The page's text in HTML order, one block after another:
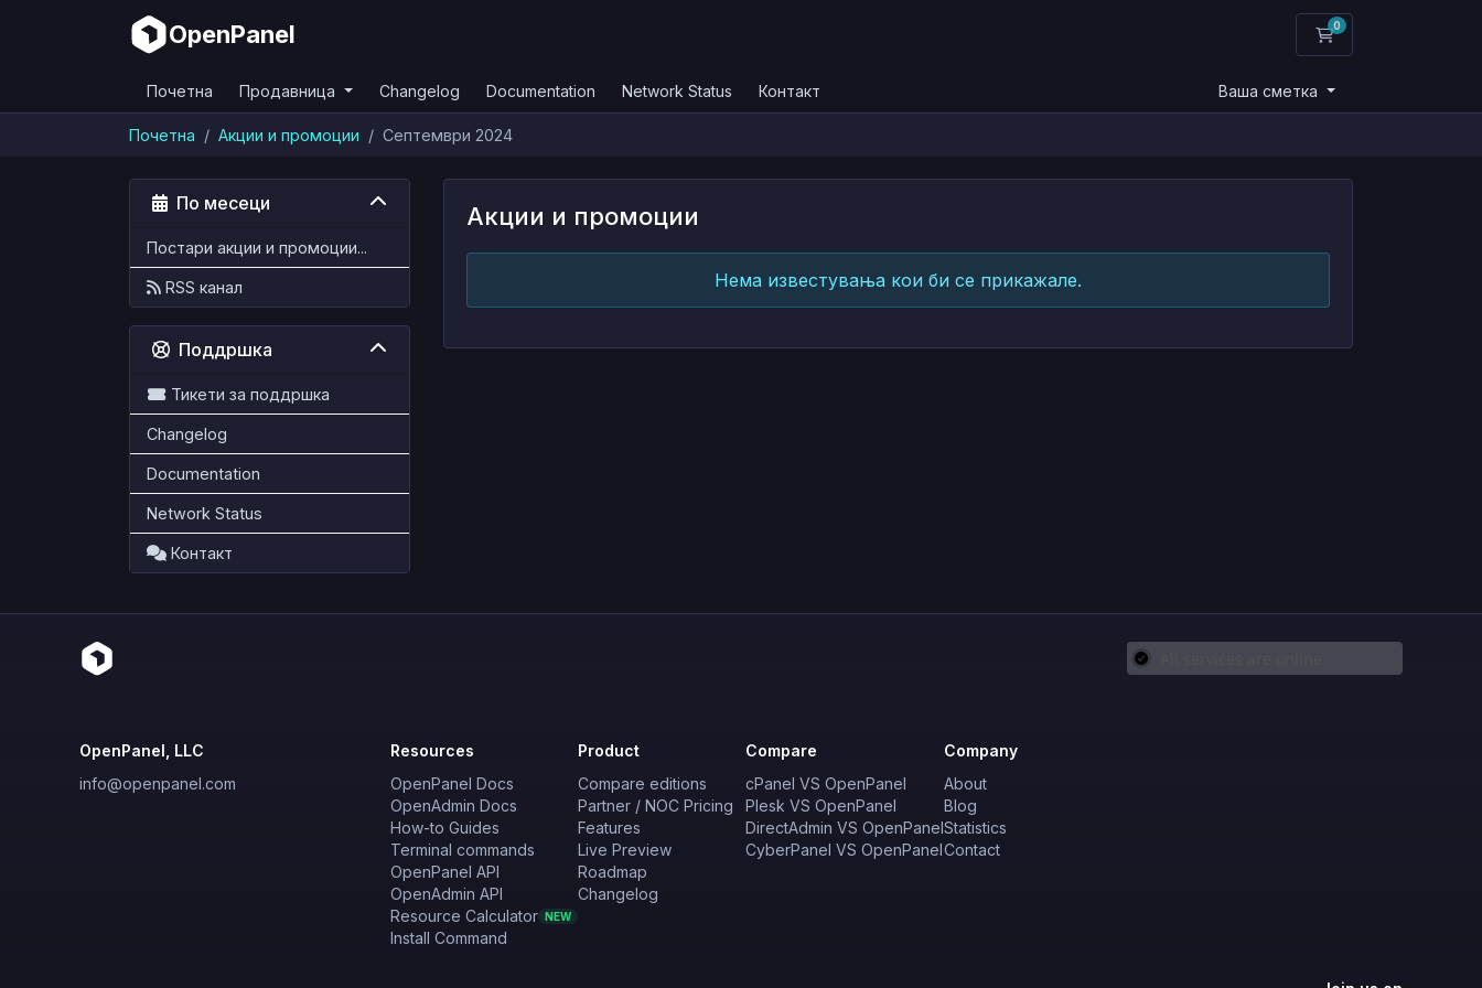
OpenPanel 0
Потрошувачка
Почетна Продавница Changelog Documentation Network Status Контакт Ваша сметка
Почетна Акции и промоции Септември 2024
По месеци
Постари акции и промоции...
RSS канал
Поддршка
Тикети за поддршка
Changelog
Documentation
Network Status
Контакт
Акции и промоции
Нема известувања кои би се прикажале.
OpenPanel, LLC
info@openpanel.com
Resources
OpenPanel Docs
OpenAdmin Docs
How-to Guides
Terminal commands
OpenPanel API
OpenAdmin API
Resource Calculator NEW
Install Command
Product
Compare editions
Partner / NOC Pricing
Features
Live Preview
Roadmap
Changelog
Compare
cPanel VS OpenPanel
Plesk VS OpenPanel
DirectAdmin VS OpenPanel
CyberPanel VS OpenPanel
Company
About
Blog
Statistics
Contact